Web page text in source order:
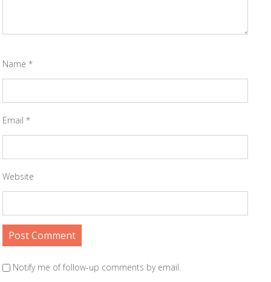
Name*
Email*
Website
Notify me of follow-up comments by email.